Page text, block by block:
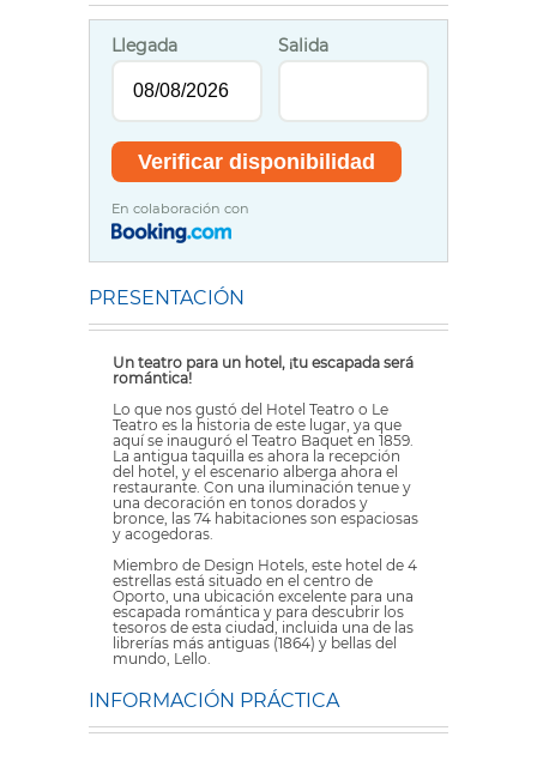
Llegada Salida
En colaboración con
PRESENTACIÓN
Un teatro para un hotel, ¡tu escapada será
romántica!
Lo que nos gustó del Hotel Teatro o Le
Teatro es la historia de este lugar, ya que
aquí se inauguró el Teatro Baquet en 1859.
La antigua taquilla es ahora la recepción
del hotel, y el escenario alberga ahora el
restaurante. Con una iluminación tenue y
una decoración en tonos dorados y
bronce, las 74 habitaciones son espaciosas
y acogedoras.
Miembro de Design Hotels, este hotel de 4
estrellas está situado en el centro de
Oporto, una ubicación excelente para una
escapada romántica y para descubrir los
tesoros de esta ciudad, incluida una de las
librerías más antiguas (1864) y bellas del
mundo, Lello.
INFORMACIÓN PRÁCTICA